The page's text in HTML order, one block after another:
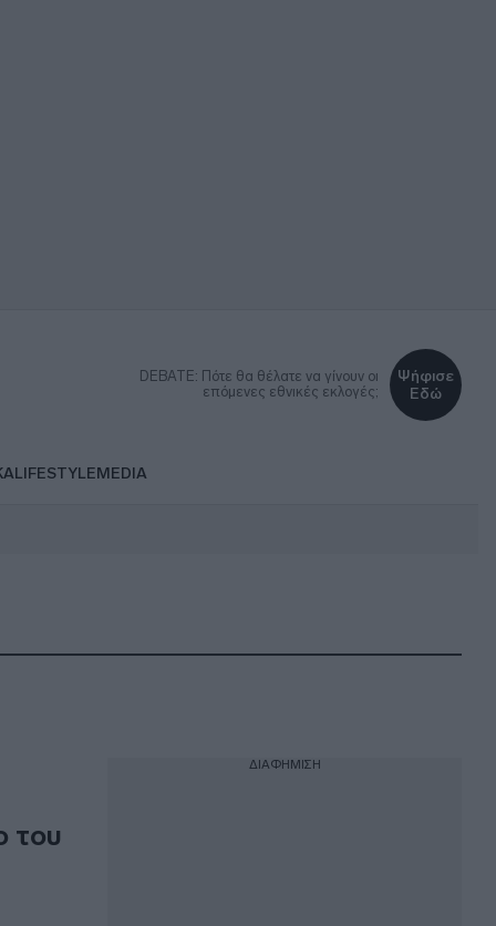
DEBATE: Πότε θα θέλατε να γίνουν οι
επόμενες εθνικές εκλογές;
Ψήφισε
Εδώ
LIFESTYLEMEDIA
του
ΔΙΑΦΗΜΙΣΗ